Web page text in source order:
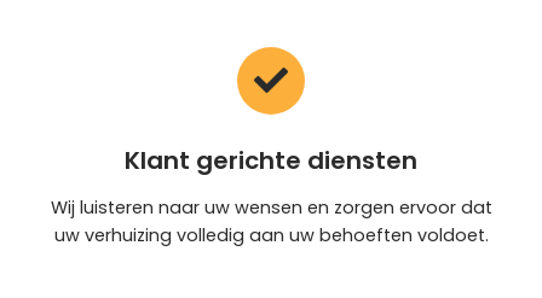
Klant gerichte diensten
Wij luisteren naar uw wensen en zorgen ervoor dat
uw verhuizing volledig aan uw behoeften voldoet.